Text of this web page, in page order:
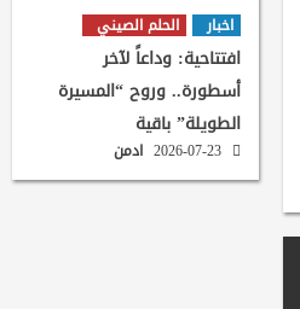
اخبار الحلم الصيني
افتتاحية: وداعاً لآخر
أسطورة.. وروح “المسيرة
الطويلة” باقية
ادمن